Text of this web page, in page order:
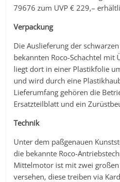
79676 zum UVP € 229,–
Verpackung
Die Auslieferung der
bekannten Roco-Schachtel mit
liegt dort in einer Plastikfolie
und wird durch eine
Lieferumfang gehören die
Ersatzteilblatt und ein
Technik
Unter dem paßgenauen
die bekannte Roco-
Mittelmotor ist mit zwei großen
versehen, diese treiben via